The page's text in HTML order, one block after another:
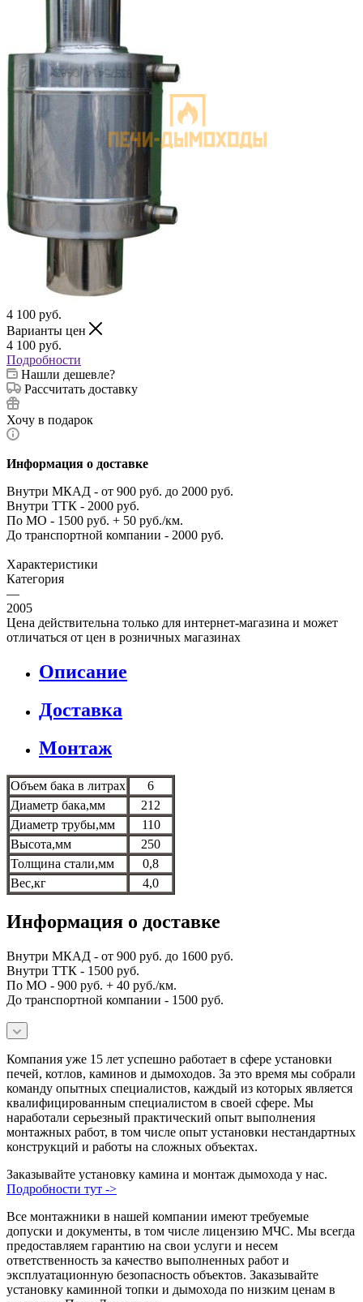
4 100 руб.
Варианты цен
4 100 руб.
Подробности
Нашли дешевле?
Рассчитать доставку
Хочу в подарок
Информация о доставке
Внутри МКАД - от 900 руб. до 2000 руб.
Внутри ТТК - 2000 руб.
По МО - 1500 руб. + 50 руб./км.
До транспортной компании - 2000 руб.
Характеристики
Категория
—
2005
Цена действительна только для интернет-магазина и может
отличаться от цен в розничных магазинах
Описание
Доставка
Монтаж
Объем бака в литрах
6
Диаметр бака,мм
212
Диаметр трубы,мм
110
Высота,мм
250
Толщина стали,мм
0,8
Вес,кг
4,0
Информация о доставке
Внутри МКАД - от 900 руб. до 1600 руб.
Внутри ТТК - 1500 руб.
По МО - 900 руб. + 40 руб./км.
До транспортной компании - 1500 руб.
Компания уже 15 лет успешно работает в сфере установки
печей, котлов, каминов и дымоходов. За это время мы собрали
команду опытных специалистов, каждый из которых является
квалифицированным специалистом в своей сфере. Мы
наработали серьезный практический опыт выполнения
монтажных работ, в том числе опыт установки нестандартных
конструкций и работы на сложных объектах.
Заказывайте установку камина и монтаж дымохода у нас.
Подробности тут ->
Все монтажники в нашей компании имеют требуемые
допуски и документы, в том числе лицензию МЧС. Мы всегда
предоставляем гарантию на свои услуги и несем
ответственность за качество выполненных работ и
эксплуатационную безопасность объектов. Заказывайте
установку каминной топки и дымохода по низким ценам в